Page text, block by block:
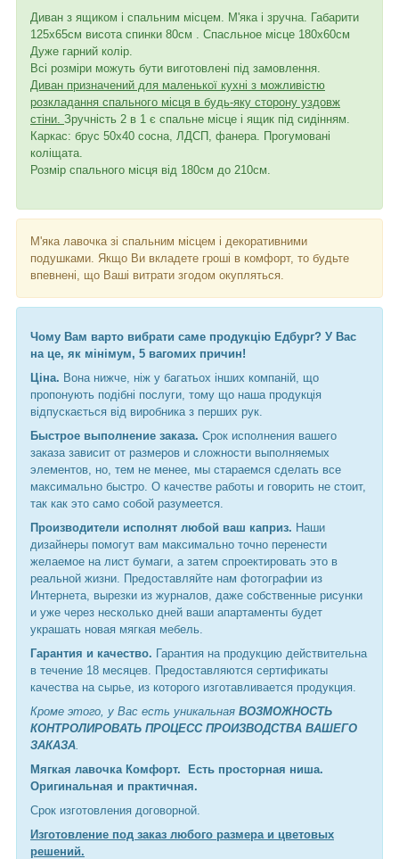
Диван з ящиком і спальним місцем.
М'яка і зручна. Габарити
125х65см висота спинки 80см . Спасльное місце 180х60см
Дуже гарний колір.
Всі розміри можуть бути виготовлені під замовлення.
Диван призначений для маленької кухні з можливістю
розкладання спального місця в будь-яку сторону уздовж
стіни. Зручність 2 в 1 є спальне місце і ящик під сидінням.
Каркас: брус 50х40 сосна, ЛДСП, фанера. Прогумовані
коліщата.
Розмір спального місця від 180см до 210см.
М'яка лавочка зі спальним місцем і декоративними
подушками. Якщо Ви вкладете гроші в комфорт, то будьте
впевнені, що Ваші витрати згодом окупляться.
Чому Вам варто вибрати саме продукцію Едбург? У Вас
на це, як мінімум, 5 вагомих причин!
Ціна. Вона нижче, ніж у багатьох інших компаній, що
пропонують подібні послуги, тому що наша продукція
відпускається від виробника з перших рук.
Быстрое выполнение заказа. Срок исполнения вашего
заказа зависит от размеров и сложности выполняемых
элементов, но, тем не менее, мы стараемся сделать все
максимально быстро. О качестве работы и говорить не стоит,
так как это само собой разумеется.
Производители исполнят любой ваш каприз. Наши
дизайнеры помогут вам максимально точно перенести
желаемое на лист бумаги, а затем спроектировать это в
реальной жизни. Предоставляйте нам фотографии из
Интернета, вырезки из журналов, даже собственные рисунки
и уже через несколько дней ваши апартаменты будет
украшать новая мягкая мебель.
Гарантия и качество. Гарантия на продукцию действительна
в течение 18 месяцев. Предоставляются сертификаты
качества на сырье, из которого изготавливается продукция.
Кроме этого, у Вас есть уникальная ВОЗМОЖНОСТЬ
КОНТРОЛИРОВАТЬ ПРОЦЕСС ПРОИЗВОДСТВА ВАШЕГО
ЗАКАЗА
Мягкая лавочка Комфорт. Есть просторная ниша.
Оригинальная и практичная.
Срок изготовления договорной.
Изготовление под заказ любого размера и цветовых
решений.